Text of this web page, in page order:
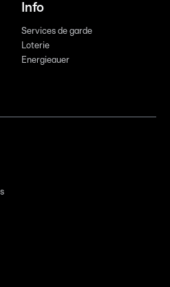
Info
Services de garde
Loterie
Energieauer